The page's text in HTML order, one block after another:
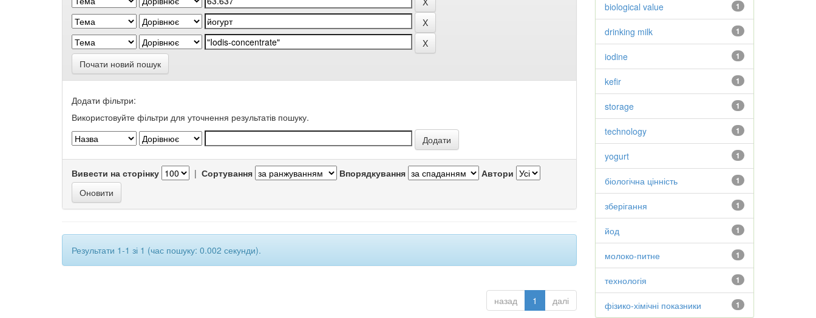
Почати новий пошук
Додати фільтри:
Використовуйте фільтри для уточнення результатів пошуку.
Вивести на сторінку | Сортування Впорядкування Автори
Результати 1-1 зі 1 (час пошуку: 0.002 секунди).
назад 1 далі
1
biological value
1
drinking milk
1
iodine
1
kefir
1
storage
1
technology
1
yogurt
1
біологічна цінність
1
зберігання
1
йод
1
молоко-питне
1
технологія
1
фізико-хімічні показники